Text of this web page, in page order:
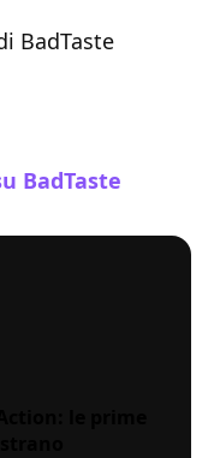
BadTaste
BadTaste
le prime